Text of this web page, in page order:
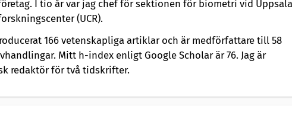
I tio år var jag chef för sektionen för biometri vid Uppsala
(UCR).
166 vetenskapliga artiklar och är medförfattare till 58
Mitt h-index enligt Google Scholar är 76. Jag är
redaktör för två tidskrifter.